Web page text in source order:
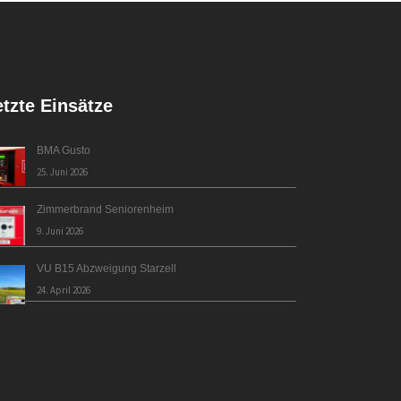
Einsätze
BMA Gusto
25. Juni 2026
Zimmerbrand Seniorenheim
9. Juni 2026
VU B15 Abzweigung Starzell
24. April 2026